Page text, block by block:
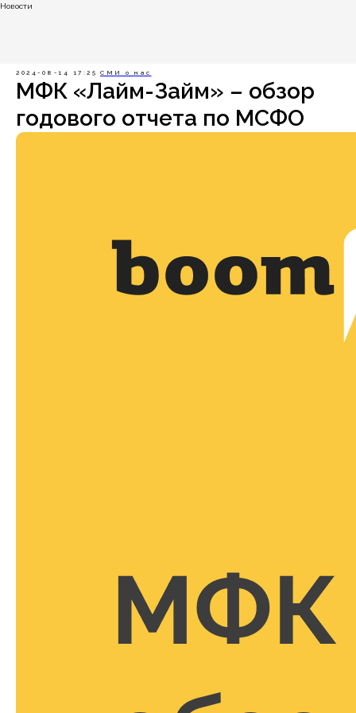
Новости
2024-08-14 17:25 СМИ о нас
МФК «Лайм-Займ» – обзор
годового отчета по МСФО